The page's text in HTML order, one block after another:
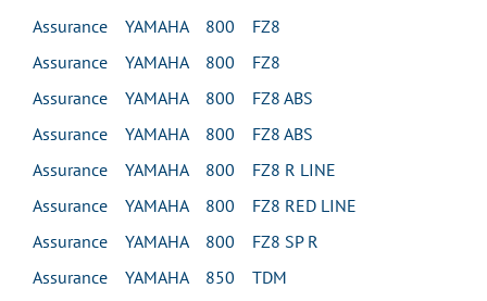
Assurance YAMAHA 800 FZ8
Assurance YAMAHA 800 FZ8
Assurance YAMAHA 800 FZ8 ABS
Assurance YAMAHA 800 FZ8 ABS
Assurance YAMAHA 800 FZ8 R LINE
Assurance YAMAHA 800 FZ8 RED LINE
Assurance YAMAHA 800 FZ8 SP R
Assurance YAMAHA 850 TDM